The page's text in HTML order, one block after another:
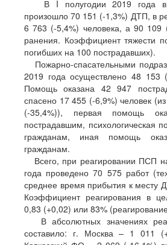
В I полугодии 2019 года в
произошло 70 151 (-1,3%) ДТП, в
6 763 (-5,4%) человека, а 90 109
ранения. Коэффициент тяжести
погибших на 100 пострадавших).
Пожарно-спасательными
2019 года осуществлено 48
Помощь оказана 42 947
спасено 17 455 (-6,9%) человек
(-35,4%)), первая помощь
пострадавшим, психологическая
гражданам, иная помощь
гражданам.
Всего, при реагировании ПСП
года проведено 70 575 работ
среднее время прибытия к месту
Коэффициент реагирования в
0,83 (+0,02) или 83%
В абсолютных значениях
составило: г. Москва – 1 011